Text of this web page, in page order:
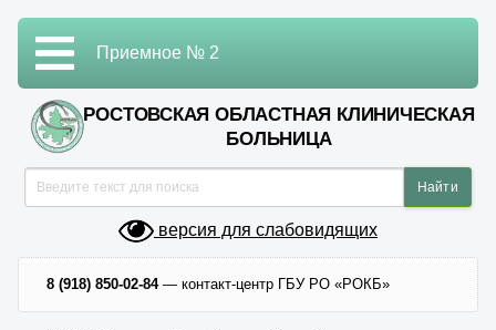
РОСТОВСКАЯ ОБЛАСТНАЯ КЛИНИЧЕСКАЯ
БОЛЬНИЦА
версия для слабовидящих
8 (918) 850-02-84— контакт-центр ГБУ РО «РОКБ»
Приемное № 2